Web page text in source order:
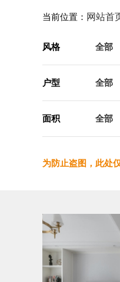
当前位置： 网站首
风格 全部
户型 全部
面积 全部
为防止盗图，此处